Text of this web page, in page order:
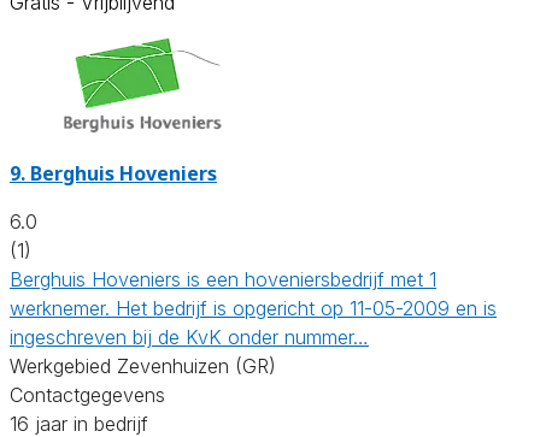
9. Berghuis Hoveniers
6.0
(1)
Berghuis Hoveniers is een hoveniersbedrijf met 1
werknemer. Het bedrijf is opgericht op 11-05-2009 en is
ingeschreven bij de KvK onder nummer…
Werkgebied Zevenhuizen (GR)
Contactgegevens
16 jaar in bedrijf